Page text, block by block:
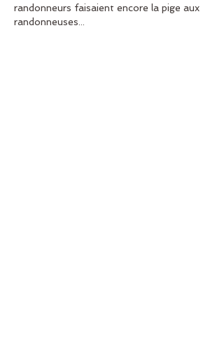
randonneurs faisaient encore la pige aux
randonneuses...